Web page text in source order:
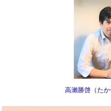
高瀨勝啓（た